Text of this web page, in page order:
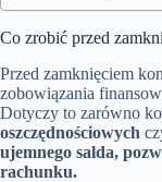
Co zrobić przed
Przed zamknięciem
zobowiązania
Dotyczy to zarówno
oszczędnościowych
ujemnego salda,
rachunku.